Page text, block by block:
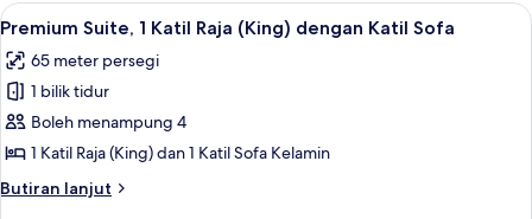
Katil
(King),
Terrace
Lihat
semua
foto
untuk
Premium
Suite,
1
Katil
Premium Suite, 1 Katil Raja (King)
9
Premium Suite, 1 Katil Raja (King) dengan Katil Sofa
65 meter persegi
1 bilik tidur
Boleh menampung 4
1 Katil Raja (King) dan 1 Katil Sofa Kelamin
Butiran lanjut
Butiran